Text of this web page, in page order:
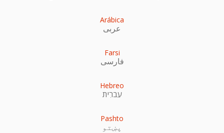
Arábica
عربى
Farsi
فارسی
Hebreo
עִברִית
Pashto
پښتو